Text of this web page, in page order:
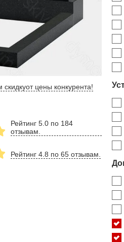
от цены конкурента!
Рейтинг 5.0 по 184
отзывам.
Рейтинг 4.8 по 65 отзывам.